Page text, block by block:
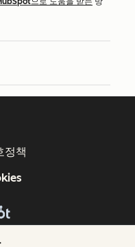
Inc.
정책